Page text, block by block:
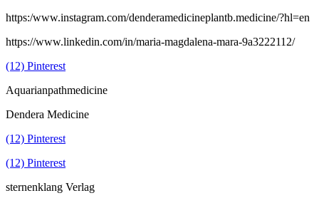
https:/www.instagram.com/denderamedicineplantb.medicine/?hl=en
https://www.linkedin.com/in/maria-magdalena-mara-9a3222112/
(12) Pinterest
Aquarianpathmedicine
Dendera Medicine
(12) Pinterest
(12) Pinterest
sternenklang Verlag